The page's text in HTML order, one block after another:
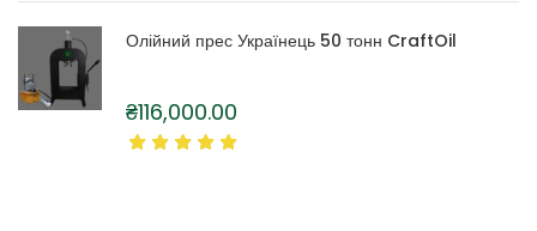
Олійний прес Українець 50 тонн CraftOil
₴116,000.00